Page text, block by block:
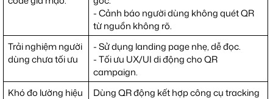
- Cảnh báo người dùng không quét QR
từ nguồn không rõ.
Trải nghiệm người
dùng chưa tối ưu
- Sử dụng landing page nhẹ, dễ đọc.
- Tối ưu UX/UI di động cho QR
campaign.
Khó đo lường hiệu
Dùng QR động kết hợp công cụ tracking